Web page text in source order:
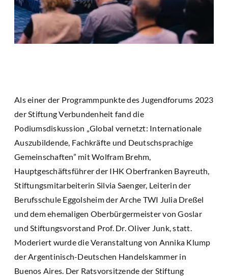
Als einer der Programmpunkte des Jugendforums 2023
der Stiftung Verbundenheit fand die
Podiumsdiskussion „Global vernetzt: Internationale
Auszubildende, Fachkräfte und Deutschsprachige
Gemeinschaften” mit Wolfram Brehm,
Hauptgeschäftsführer der IHK Oberfranken Bayreuth,
Stiftungsmitarbeiterin Silvia Saenger, Leiterin der
Berufsschule Eggolsheim der Arche TWI Julia Dreßel
und dem ehemaligen Oberbürgermeister von Goslar
und Stiftungsvorstand Prof. Dr. Oliver Junk, statt.
Moderiert wurde die Veranstaltung von Annika Klump
der Argentinisch-Deutschen Handelskammer in
Buenos Aires. Der Ratsvorsitzende der Stiftung